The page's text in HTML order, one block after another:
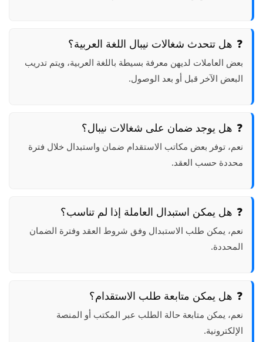
هل تتحدث شغالات نيبال اللغة العربية؟
بعض العاملات لديهن معرفة بسيطة باللغة العربية، ويتم تدريب
البعض الآخر قبل أو بعد الوصول.
هل يوجد ضمان على شغالات نيبال؟
نعم، توفر بعض مكاتب الاستقدام ضمان واستبدال خلال فترة
محددة حسب العقد.
هل يمكن استبدال العاملة إذا لم تناسب؟
نعم، يمكن طلب الاستبدال وفق شروط العقد وفترة الضمان
المحددة.
هل يمكن متابعة طلب الاستقدام؟
نعم، يمكن متابعة حالة الطلب عبر المكتب أو المنصة
الإلكترونية.